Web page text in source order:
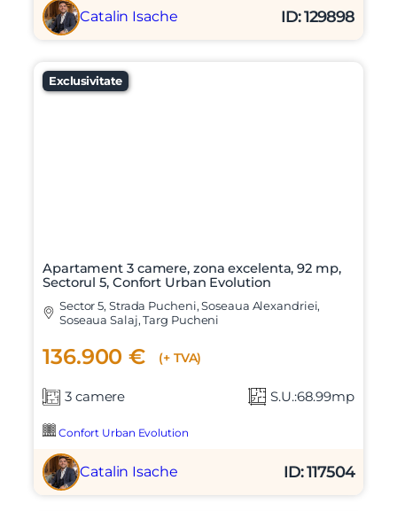
Catalin Isache ID: 129898
Exclusivitate
Apartament 3 camere, zona excelenta, 92 mp,
Sectorul 5, Confort Urban Evolution
Sector 5, Strada Pucheni, Soseaua Alexandriei,
Soseaua Salaj, Targ Pucheni
136.900 € (+ TVA)
3 camere S.U.:68.99mp
Confort Urban Evolution
Catalin Isache ID: 117504